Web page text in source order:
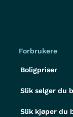
Forbrukere
Boligpriser
Slik selger du
Slik kjøper du